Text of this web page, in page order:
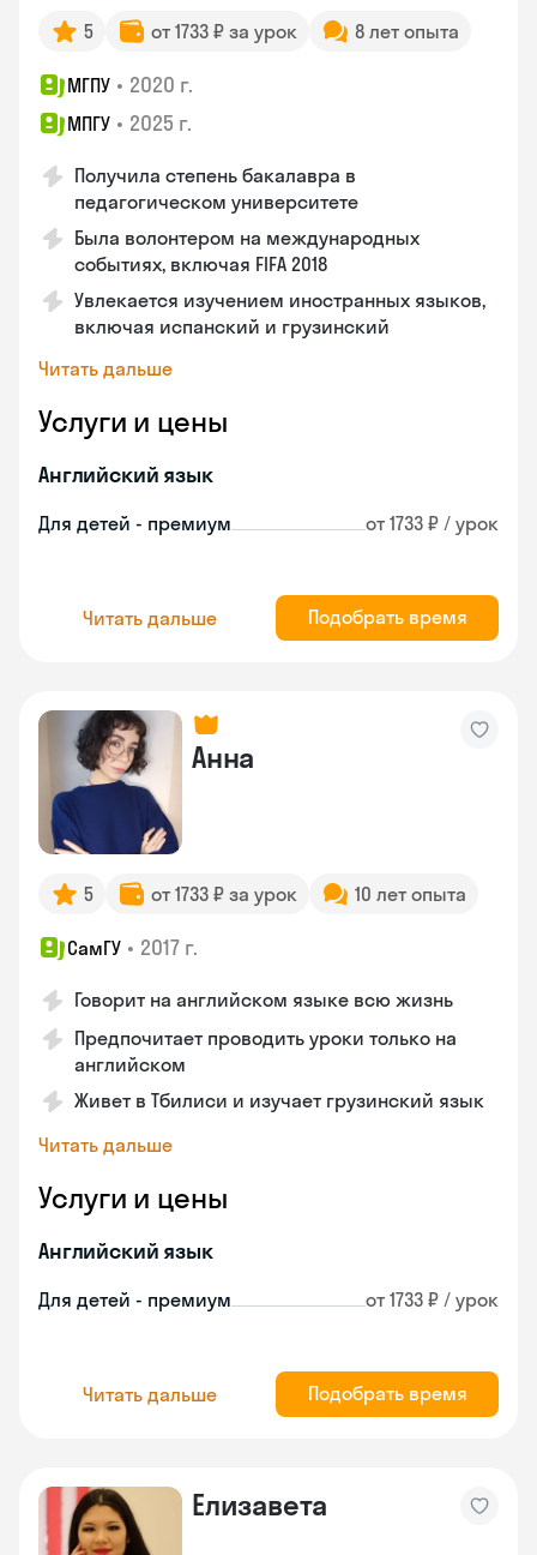
5 от 1733 ₽ за урок 8 лет опыта
МГПУ • 2020 г.
МПГУ • 2025 г.
Получила степень бакалавра в
педагогическом университете
Была волонтером на международных
событиях, включая FIFA 2018
Увлекается изучением иностранных языков,
включая испанский и грузинский
Читать дальше
Услуги и цены
Английский язык
Для детей - премиум от 1733 ₽ / урок
Читать дальше Подобрать время
Анна
5 от 1733 ₽ за урок 10 лет опыта
СамГУ • 2017 г.
Говорит на английском языке всю жизнь
Предпочитает проводить уроки только на
английском
Живет в Тбилиси и изучает грузинский язык
Читать дальше
Услуги и цены
Английский язык
Для детей - премиум от 1733 ₽ / урок
Читать дальше Подобрать время
Елизавета